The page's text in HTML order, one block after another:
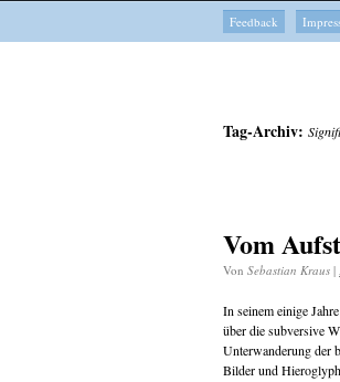
Feedback
Tag-Archiv:
Vom
Von Sebastian Kraus |
In seinem einige
über die subversive
Unterwanderung der
Bilder und